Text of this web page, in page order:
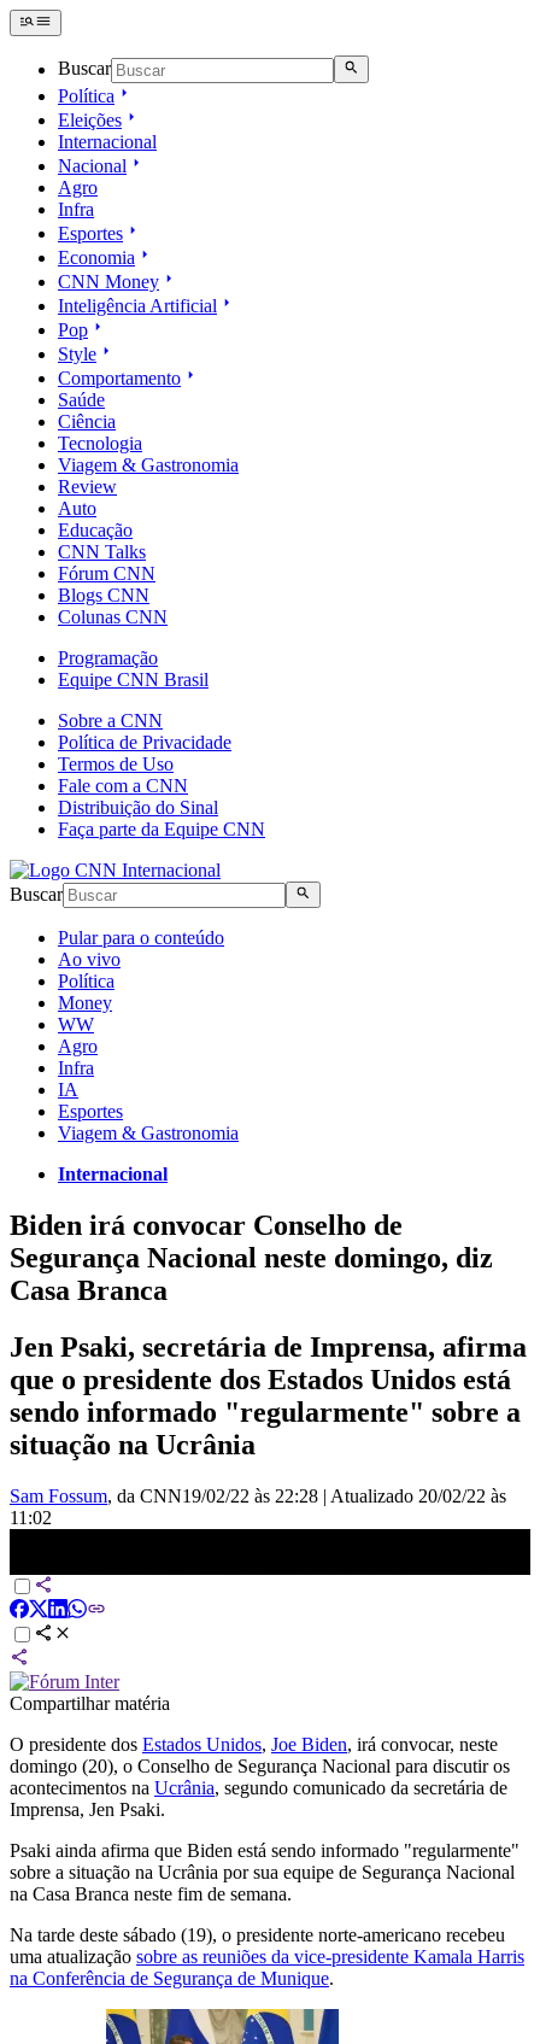
Buscar
Política
Eleições
Internacional
Nacional
Agro
Infra
Esportes
Economia
CNN Money
Inteligência Artificial
Pop
Style
Comportamento
Saúde
Ciência
Tecnologia
Viagem & Gastronomia
Review
Auto
Educação
CNN Talks
Fórum CNN
Blogs CNN
Colunas CNN
Programação
Equipe CNN Brasil
Sobre a CNN
Política de Privacidade
Termos de Uso
Fale com a CNN
Distribuição do Sinal
Faça parte da Equipe CNN
Buscar
Pular para o conteúdo
Ao vivo
Política
Money
WW
Agro
Infra
IA
Esportes
Viagem & Gastronomia
Internacional
Biden irá convocar Conselho de
Segurança Nacional neste domingo, diz
Casa Branca
Jen Psaki, secretária de Imprensa, afirma
que o presidente dos Estados Unidos está
sendo informado "regularmente" sobre a
situação na Ucrânia
Sam Fossum, da CNN19/02/22 às 22:28 | Atualizado 20/02/22 às
11:02
Compartilhar matéria
O presidente dos Estados Unidos, Joe Biden, irá convocar, neste
domingo (20), o Conselho de Segurança Nacional para discutir os
acontecimentos na Ucrânia, segundo comunicado da secretária de
Imprensa, Jen Psaki.
Psaki ainda afirma que Biden está sendo informado "regularmente"
sobre a situação na Ucrânia por sua equipe de Segurança Nacional
na Casa Branca neste fim de semana.
Na tarde deste sábado (19), o presidente norte-americano recebeu
uma atualização sobre as reuniões da vice-presidente Kamala Harris
na Conferência de Segurança de Munique.